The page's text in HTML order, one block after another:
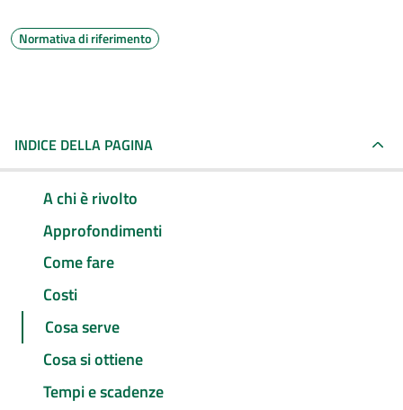
Normativa di riferimento
INDICE DELLA PAGINA
A chi è rivolto
Approfondimenti
Come fare
Costi
Cosa serve
Cosa si ottiene
Tempi e scadenze